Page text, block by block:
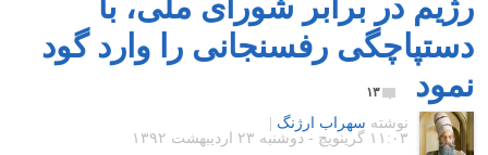
دستپاچگی رفسنجانی را وارد گود
نمود
۱۳
نوشته سهراب ارژنگ
۱۱:۰۳ گرينويچ - دوشنبه ۲۳ اردیبهشت ۱۳۹۲